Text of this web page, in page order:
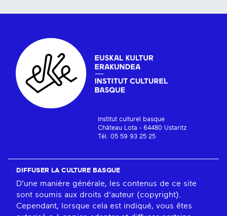
Institut culturel basque
Château Lota - 64480 Ustaritz
Tél. 05 59 93 25 25
DIFFUSER LA CULTURE BASQUE
D'une manière générale, les contenus de ce site
sont soumis aux droits d'auteur (copyright).
Cependant, lorsque cela est indiqué, vous êtes